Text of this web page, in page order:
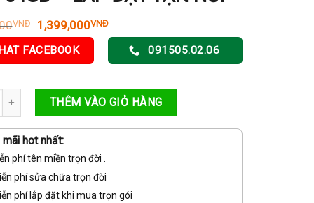
VNĐ
Giá
gốc
là:
1,450,000VNĐ.
1,399,000VNĐGiá
hiện
là:
FACEBOOK 091505.02.06
CAMERA NGOÀI TRỜI EZVIZ CS-C3TN 3MP – GIÁ RẺ – CÓ MÀU
THÊM VÀO GIỎ HÀNG
mãi hot nhất:
phí tên miền trọn đời .
phí sửa chữa trọn đời
phí lắp đặt khi mua trọn gói